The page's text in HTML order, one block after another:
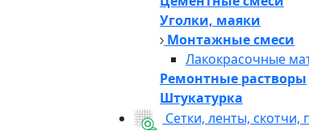
Уголки, маяки
Монтажные смеси
Лакокрасочные
Ремонтные растворы
Штукатурка
Сетки, ленты, скотчи,